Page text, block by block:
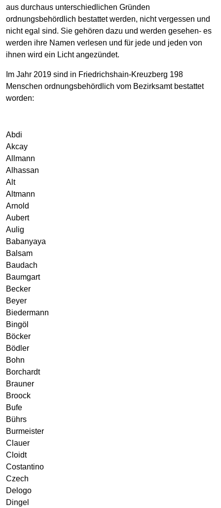
aus durchaus unterschiedlichen Gründen
ordnungsbehördlich bestattet werden, nicht vergessen und
nicht egal sind. Sie gehören dazu und werden gesehen- es
werden ihre Namen verlesen und für jede und jeden von
ihnen wird ein Licht angezündet.
Im Jahr 2019 sind in Friedrichshain-Kreuzberg 198
Menschen ordnungsbehördlich vom Bezirksamt bestattet
worden:
Abdi
Akcay
Allmann
Alhassan
Alt
Altmann
Arnold
Aubert
Aulig
Babanyaya
Balsam
Baudach
Baumgart
Becker
Beyer
Biedermann
Bingöl
Böcker
Bödler
Bohn
Borchardt
Brauner
Broock
Bufe
Bührs
Burmeister
Clauer
Cloidt
Costantino
Czech
Delogo
Dingel